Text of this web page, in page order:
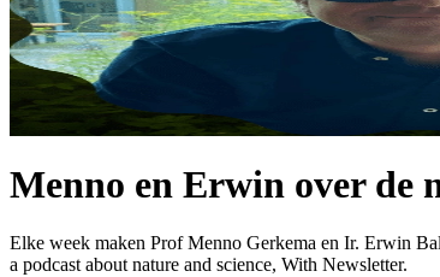
Menno en Erwin over de
Elke week maken Prof Menno Gerkema en Ir. Erwin
a podcast about nature and science, With Newsletter.